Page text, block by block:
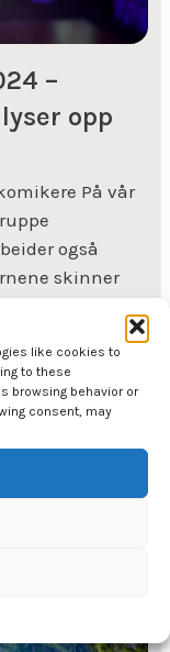
like cookies to
to these
browsing behavior or
consent, may
–
opp
På vår
også
skinner
i
Hun kan by
up,